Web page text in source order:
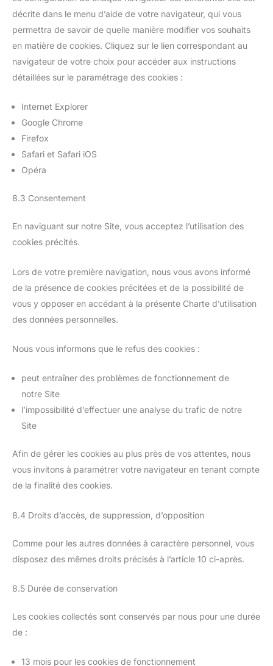
décrite dans le menu d’aide de votre navigateur, qui vous
permettra de savoir de quelle manière modifier vos souhaits
en matière de cookies. Cliquez sur le lien correspondant au
navigateur de votre choix pour accéder aux instructions
détaillées sur le paramétrage des cookies :
Internet Explorer
Google Chrome
Firefox
Safari et Safari iOS
Opéra
8.3 Consentement
En naviguant sur notre Site, vous acceptez l’utilisation des
cookies précités.
Lors de votre première navigation, nous vous avons informé
de la présence de cookies précitées et de la possibilité de
vous y opposer en accédant à la présente Charte d’utilisation
des données personnelles.
Nous vous informons que le refus des cookies :
peut entraîner des problèmes de fonctionnement de
notre Site
l’impossibilité d’effectuer une analyse du trafic de notre
Site
Afin de gérer les cookies au plus près de vos attentes, nous
vous invitons à paramétrer votre navigateur en tenant compte
de la finalité des cookies.
8.4 Droits d’accès, de suppression, d’opposition
Comme pour les autres données à caractère personnel, vous
disposez des mêmes droits précisés à l’article 10 ci-après.
8.5 Durée de conservation
Les cookies collectés sont conservés par nous pour une durée
de :
13 mois pour les cookies de fonctionnement